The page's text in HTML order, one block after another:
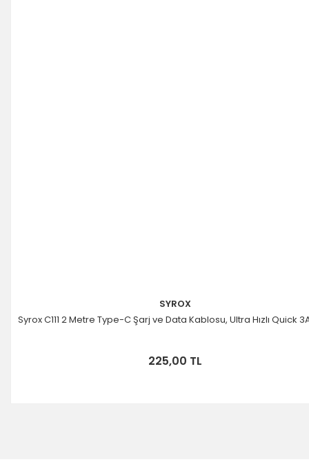
SYROX
Syrox C111 2 Metre Type-C Şarj ve Data Kablosu, Ultra Hızlı Quick
225,00 TL